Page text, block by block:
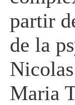
partir
de la
Maria